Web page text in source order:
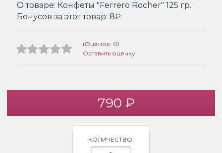
О товаре: Конфеты "Ferrero Rocher" 125 гр.
Бонусов за этот товар: 8₽
(Оценок: 0)
Оставить оценку
790 ₽
КОЛИЧЕСТВО: